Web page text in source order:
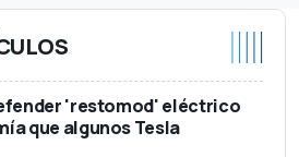
'restomod' eléctrico
que algunos Tesla